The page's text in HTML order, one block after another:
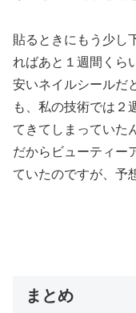
貼るときにもう少し
ればあと１週間くら
安いネイルシールだ
も、私の技術では２
てきてしまっていた
だからビューティー
ていたのですが、予
まとめ